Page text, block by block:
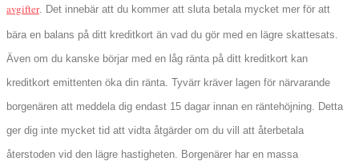
avgifter. Det innebär att du kommer att sluta betala mycket mer för att
bära en balans på ditt kreditkort än vad du gör med en lägre skattesats.
Även om du kanske börjar med en låg ränta på ditt kreditkort kan
kreditkort emittenten öka din ränta. Tyvärr kräver lagen för närvarande
borgenären att meddela dig endast 15 dagar innan en räntehöjning. Detta
ger dig inte mycket tid att vidta åtgärder om du vill att återbetala
återstoden vid den lägre hastigheten. Borgenärer har en massa